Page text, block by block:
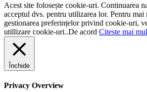
Acest site folosește cookie-uri. Continuarea
acceptul dvs. pentru utilizarea lor. Pentru
gestionarea preferințelor privind cookie-uri,
utillizare cookie-uri..De acord Citeste mai
Închide
Privacy Overview